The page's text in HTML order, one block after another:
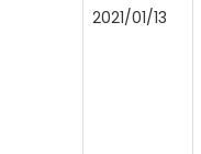
2021/01/13